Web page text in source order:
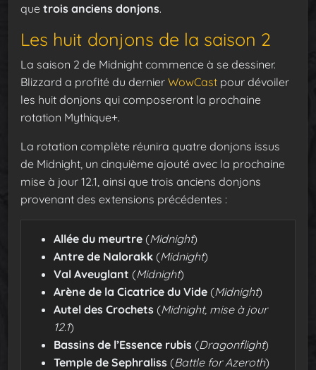
que trois anciens donjons.
Les huit donjons de la saison 2
La saison 2 de Midnight commence à se dessiner.
Blizzard a profité du dernier WowCast pour dévoiler
les huit donjons qui composeront la prochaine
rotation Mythique+.
La rotation complète réunira quatre donjons issus
de Midnight, un cinquième ajouté avec la prochaine
mise à jour 12.1, ainsi que trois anciens donjons
provenant des extensions précédentes :
Allée du meurtre (Midnight)
Antre de Nalorakk (Midnight)
Val Aveuglant (Midnight)
Arène de la Cicatrice du Vide (Midnight)
Autel des Crochets (Midnight, mise à jour
12.1)
Bassins de l’Essence rubis (Dragonflight)
Temple de Sephraliss (Battle for Azeroth)